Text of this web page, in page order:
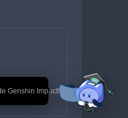
Genshin Impact!